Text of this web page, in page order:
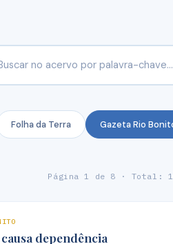
Folha da Terra Gazeta Rio
Página 1 de 8 · Total:
dependência